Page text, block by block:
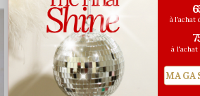
à l'achat
à l'achat